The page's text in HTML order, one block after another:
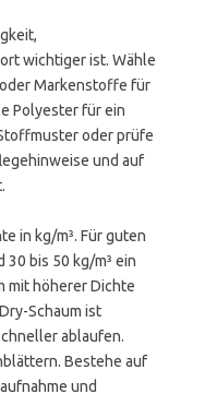
wichtiger ist. Wähle
Markenstoffe für
Polyester für ein
oder prüfe
und auf
in kg/m³. Für guten
30 bis 50 kg/m³ ein
mit höherer Dichte
Schaum ist
ablaufen.
Bestehe auf
und